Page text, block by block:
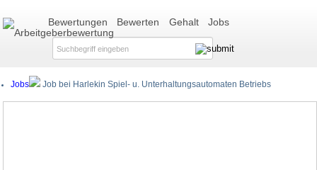
Bewertungen Bewerten Gehalt Jobs
Jobs Job bei Harlekin Spiel- u. Unterhaltungsautomaten Betriebs